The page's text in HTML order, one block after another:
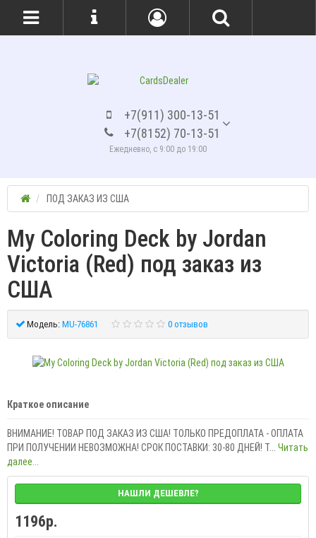
+7(911) 300-13-51
+7(8152) 70-13-51
Ежедневно, с 9:00 до 19:00
ПОД ЗАКАЗ ИЗ США
My Coloring Deck by Jordan
Victoria (Red) под заказ из
США
Модель: MU-76861 0 отзывов
Краткое описание
ВНИМАНИЕ! ТОВАР ПОД ЗАКАЗ ИЗ США! ТОЛЬКО ПРЕДОПЛАТА - ОПЛАТА
ПРИ ПОЛУЧЕНИИ НЕВОЗМОЖНА! СРОК ПОСТАВКИ: 30-80 ДНЕЙ! T... Читать
далее...
НАШЛИ ДЕШЕВЛЕ?
1196р.